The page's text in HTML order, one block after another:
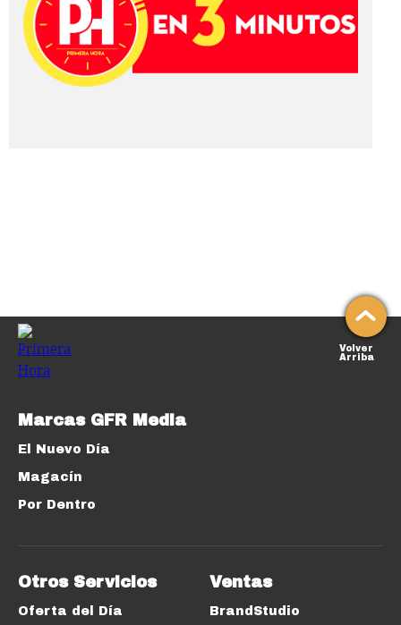
Volver
Arriba
Marcas GFR Media
El Nuevo Día
Magacín
Por Dentro
Otros Servicios
Oferta del Día
Ventas
BrandStudio